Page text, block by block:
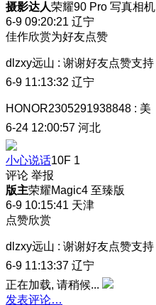
摄影达人荣耀90 Pro 写真相机
6-9 09:20:21 辽宁
佳作欣赏为好友点赞
dlzxy远山 : 谢谢好友点赞支持
6-9 11:13:32 辽宁
HONOR2305291938848 : 美
6-24 12:00:57 河北
小心说话10F 1
评论 举报
版主荣耀Magic4 至臻版
6-9 10:15:41 天津
点赞欣赏
dlzxy远山 : 谢谢好友点赞支持
6-9 11:13:37 辽宁
正在加载, 请稍候...
发表评论…